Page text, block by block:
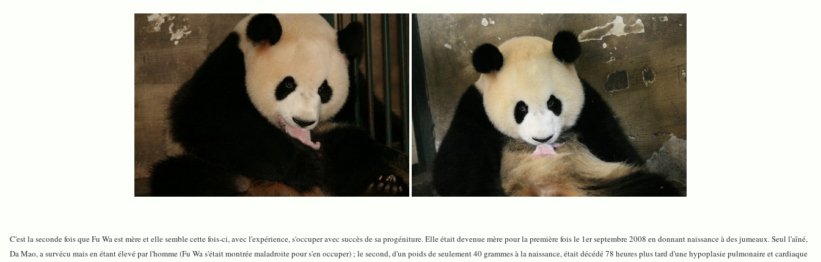
C'est la seconde fois que Fu Wa est mère et elle semble cette fois-ci, avec l'expérience, s'occuper avec succès de sa progéniture. Elle était devenue mère pour la première fois le 1er septembre 2008 en donnant naissance à des jumeaux. Seul l'aîné,
Da Mao, a survécu mais en étant élevé par l'homme (Fu Wa s'était montrée maladroite pour s'en occuper) ; le second, d'un poids de seulement 40 grammes à la naissance, était décédé 78 heures plus tard d'une hypoplasie pulmonaire et cardiaque